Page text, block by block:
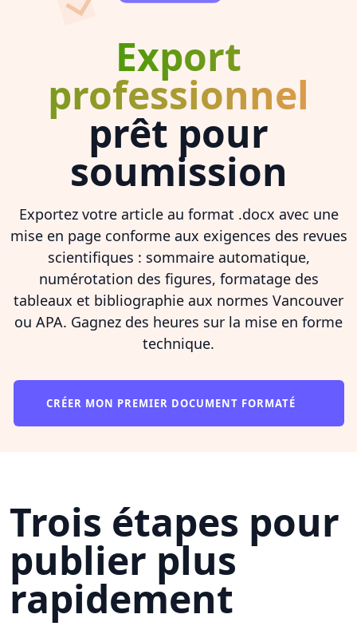
Export
professionnel
prêt pour
soumission
Exportez votre article au format .docx avec une
mise en page conforme aux exigences des revues
scientifiques : sommaire automatique,
numérotation des figures, formatage des
tableaux et bibliographie aux normes Vancouver
ou APA. Gagnez des heures sur la mise en forme
technique.
CRÉER MON PREMIER DOCUMENT FORMATÉ
Trois étapes pour
publier plus
rapidement